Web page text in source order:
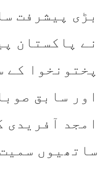
بڑی پیشرفت
نے پاکستان
پختونخوا کے
اور سابق
امجد آفریدی
ساتھیوں